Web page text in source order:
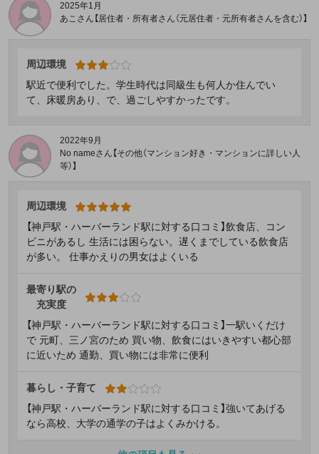
2025年1月
あこさん【居住者・所有者さん（元居住者・元所有者さんを含む）】
周辺環境
駅近で便利でした。学生時代は同級生も何人か住んでい
て、床暖房あり、で、過ごしやすかったです。
2022年9月
No nameさん【その他（マンション好き・マンションに詳しい人
等）】
周辺環境
【神戸駅・ハーバーランド駅に対する口コミ】飲食店、コン
ビニがあるし 生活には困らない。遅くまでしている飲食店
が多い。 仕事かえりの男女はよくいる
最寄り駅の
充実度
【神戸駅・ハーバーランド駅に対する口コミ】一駅いくだけ
で 元町、三ノ宮のため 買い物、飲食にはいきやすい都心部
に近いため 通勤、買い物には非常に便利
暮らし・子育て
【神戸駅・ハーバーランド駅に対する口コミ】強いてあげる
なら高校、大学の通学の子はよくみかける。